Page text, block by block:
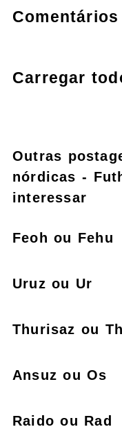
Comentários
Carregar
Outras
nórdicas -
interessar
Feoh ou Fehu
Uruz ou Ur
Thurisaz ou
Ansuz ou Os
Raido ou Rad